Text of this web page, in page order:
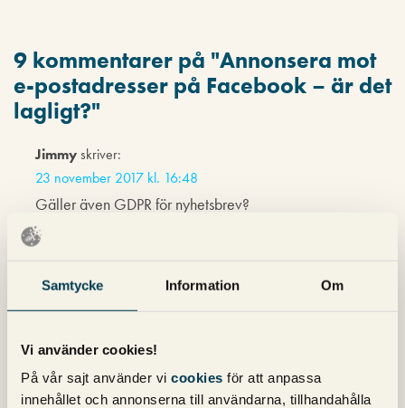
Samtycke Information Om
Vi använder cookies!
På vår sajt använder vi cookies för att anpassa
innehållet och annonserna till användarna, tillhandahålla
9 kommentarer på "Annonsera mot
e-postadresser på Facebook – är det
lagligt?"
Jimmyskriver:
23 november 2017 kl. 16:48
Gäller även GDPR för nyhetsbrev?
24 november 2017 kl. 10:18
Ja, det gäller även för nyhetsbrev.